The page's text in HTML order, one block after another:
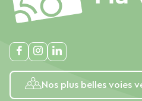
Nos plus belles voies